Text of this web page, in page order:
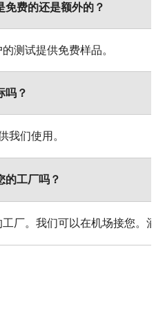
免费的还是额外的？
测试提供免费样品。
吗？
我们使用。
的工厂吗？
厂。我们可以在机场接您。酒